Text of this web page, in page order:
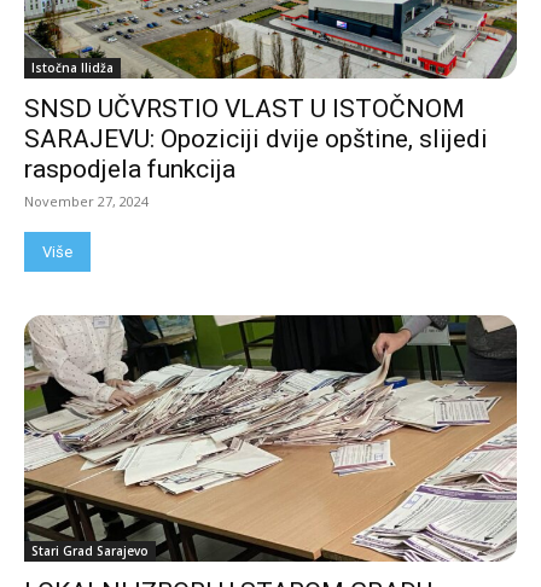
Istočna Ilidža
SNSD UČVRSTIO VLAST U ISTOČNOM
SARAJEVU: Opoziciji dvije opštine, slijedi
raspodjela funkcija
November 27, 2024
Više
Stari Grad Sarajevo